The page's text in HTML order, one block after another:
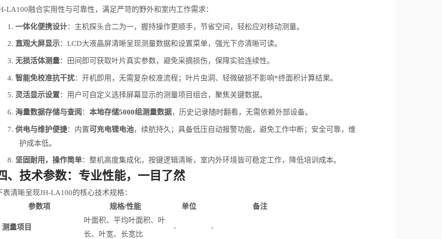
LA100融合实用性与可靠性，满足严苛的野外和室内工作需求：
1. 一体化便携设计：主机探头合二为一，握持操作更顺手，节省空间，轻松应对移动测量。
2. 直观大屏显示： LCD大液晶屏清晰呈现测量数据和设置菜单，强光下亦清晰可读。
3. 无损活体测量：田间即可获取叶片真实参数，避免采摘损伤，保障实验连续性。
4. 智能免校准抗干扰：开机即用，无需复杂校准流程；叶片虫洞、轻微破损不影响*终面积计算结果。
5. 灵活显示设置：用户可自定义选择屏幕显示的测量项目组合，聚焦关键数据。
6. 海量数据存储与查阅 ： 本地存储5000组测量数据，历史记录随时翻看，无需依赖外部设备。
7. 供电与维护便捷：内置可充电锂电池，续航持久；具备低压自动报警功能，避免工作中断；安全可靠，维
护成本低。
8. 坚固耐用，操作简单：整机高度集成化，按键逻辑清晰，室内外环境皆可稳定工作，降低培训成本。
、技术参数：专业性能，一目了然
表清晰呈现JH-LA100的核心技术规格：
参数项
规格/性能 单位 备注
测量项目
叶面积、平均叶面积、叶
长、叶宽、长宽比
- -